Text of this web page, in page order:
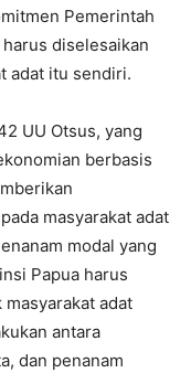
Pemerintah
diselesaikan
adat itu sendiri.
UU Otsus, yang
berbasis
masyarakat adat
modal yang
Papua harus
adat
antara
dan penanam